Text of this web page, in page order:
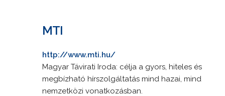
MTI
http://www.mti.hu/
Magyar Távirati Iroda: célja a gyors, hiteles és
megbízható hírszolgáltatás mind hazai, mind
nemzetközi vonatkozásban.